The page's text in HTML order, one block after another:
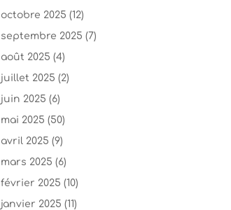
octobre 2025 (12)
septembre 2025 (7)
août 2025 (4)
juillet 2025 (2)
juin 2025 (6)
mai 2025 (50)
avril 2025 (9)
mars 2025 (6)
février 2025 (10)
janvier 2025 (11)